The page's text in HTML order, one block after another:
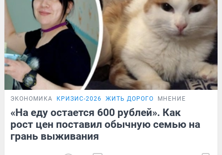
ЭКОНОМИКА КРИЗИС-2026 ЖИТЬ ДОРОГО МНЕНИЕ
«На еду остается 600 рублей». Как
рост цен поставил обычную семью на
грань выживания